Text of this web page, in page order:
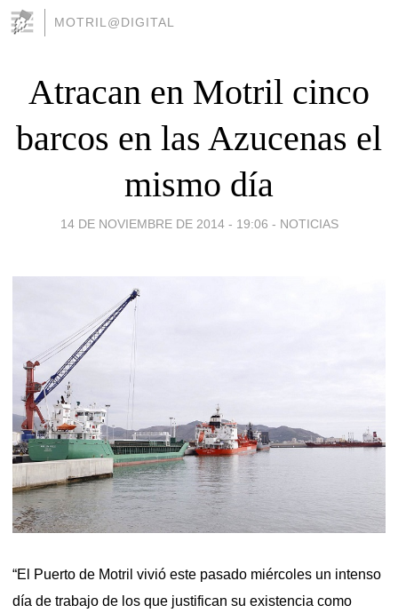
MOTRIL@DIGITAL
Atracan en Motril cinco
barcos en las Azucenas el
mismo día
14 DE NOVIEMBRE DE 2014 - 19:06 - NOTICIAS
“El Puerto de Motril vivió este pasado miércoles un intenso
día de trabajo de los que justifican su existencia como